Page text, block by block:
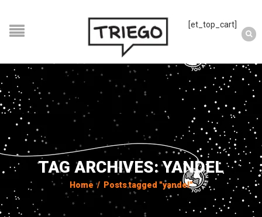
[et_top_cart]
TAG ARCHIVES: YANDEL
Home / Posts tagged "yandel"